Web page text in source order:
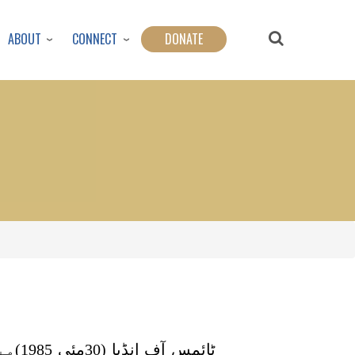
ABOUT CONNECT DONATE